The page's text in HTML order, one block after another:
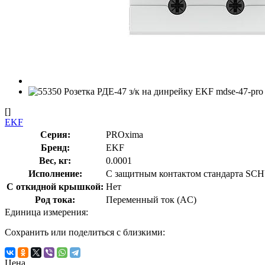
[]
EKF
Серия:
PROxima
Бренд:
EKF
Вес, кг:
0.0001
Исполнение:
С защитным контактом стандарта
С откидной крышкой: Нет
Род тока:
Переменный ток (AC)
Единица измерения:
Сохранить или поделиться с близкими:
Цена